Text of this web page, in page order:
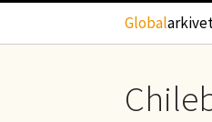
Hoppa till huvudinnehåll
Global